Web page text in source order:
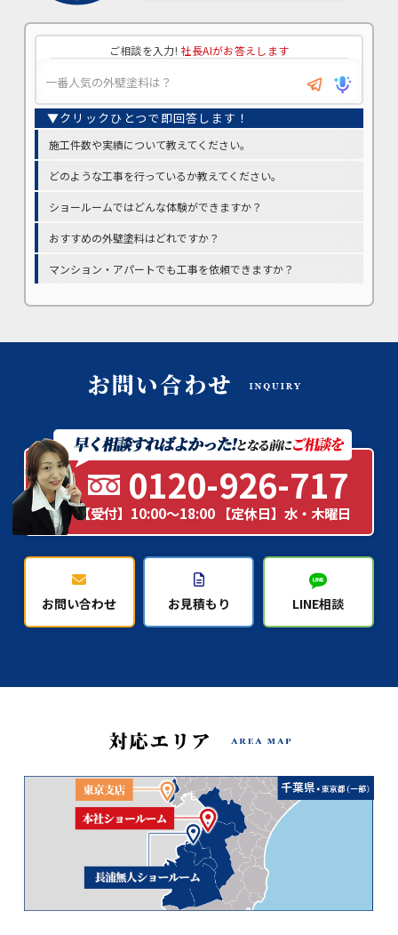
ご相談を入力! 社長AIがお答えします
施工件数や実績について教えてください。
どのような工事を行っているか教えてください。
ショールームではどんな体験ができますか？
おすすめの外壁塗料はどれですか？
マンション・アパートでも工事を依頼できますか？
0120-926-717
【受付】10:00～18:00 【定休日】水・木曜日
お問い合わせ お見積もり LINE相談